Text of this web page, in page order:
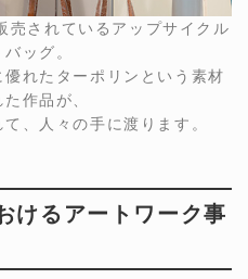
されているアップサイクル
ッグ。
れたターポリンという素材
作品が、
、人々の手に渡ります。
るアートワーク事